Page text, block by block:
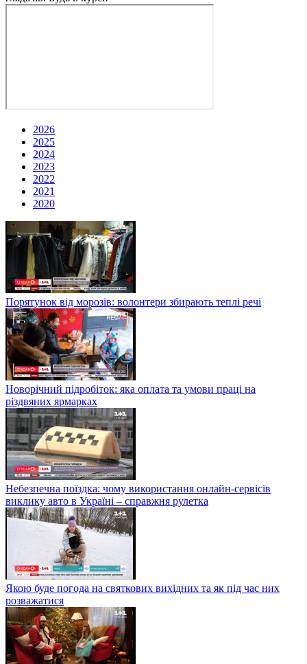
2026
2025
2024
2023
2022
2021
2020
Порятунок від морозів: волонтери збирають теплі речі
Новорічний підробіток: яка оплата та умови праці на
різдвяних ярмарках
Небезпечна поїздка: чому використання онлайн-сервісів
виклику авто в Україні – справжня рулетка
Якою буде погода на святкових вихідних та як під час них
розважатися